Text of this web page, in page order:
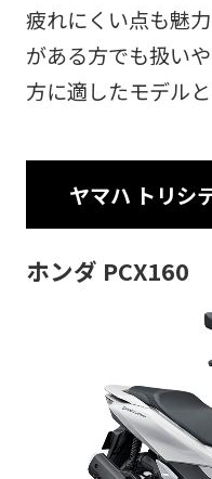
疲れにくい点も魅
がある方でも扱い
方に適したモデル
ヤマハ トリシ
ホンダ PCX160